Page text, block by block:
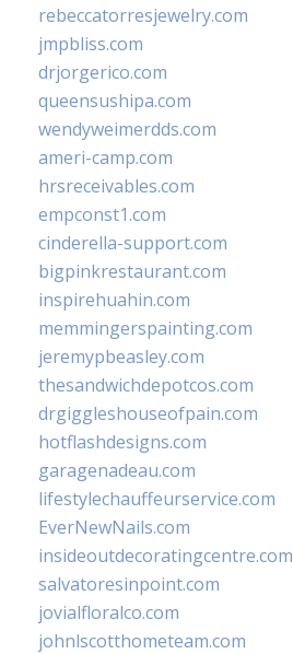
rebeccatorresjewelry.com
jmpbliss.com
drjorgerico.com
queensushipa.com
wendyweimerdds.com
ameri-camp.com
hrsreceivables.com
empconst1.com
cinderella-support.com
bigpinkrestaurant.com
inspirehuahin.com
memmingerspainting.com
jeremypbeasley.com
thesandwichdepotcos.com
drgiggleshouseofpain.com
hotflashdesigns.com
garagenadeau.com
lifestylechauffeurservice.com
EverNewNails.com
insideoutdecoratingcentre.com
salvatoresinpoint.com
jovialfloralco.com
johnlscotthometeam.com